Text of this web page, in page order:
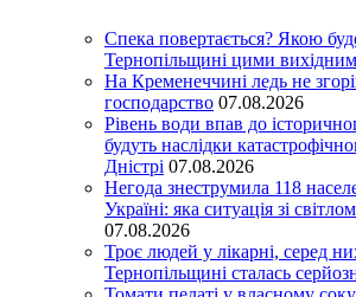
Спека повертається? Якою
Тернопільщині цими
На Кременеччині ледь не
господарство 07.08.2026
Рівень води впав до
будуть наслідки
Дністрі 07.08.2026
Негода знеструмила 118
Україні: яка ситуація зі
07.08.2026
Троє людей у лікарні, серед
Тернопільщині сталась